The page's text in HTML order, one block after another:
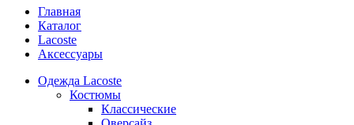
Главная
Каталог
Lacoste
Аксессуары
Одежда Lacoste
Костюмы
Классические